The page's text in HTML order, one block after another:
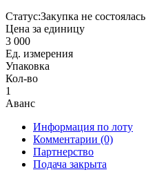
Статус:Закупка не состоялась
Цена за единицу
3 000
Ед. измерения
Упаковка
Кол-во
1
Аванс
Информация по лоту
Комментарии (0)
Партнерство
Подача закрыта